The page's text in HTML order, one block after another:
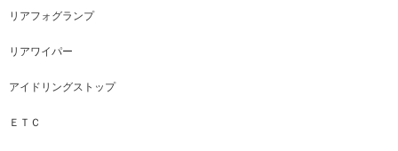
リアフォグランプ
リアワイパー
アイドリングストップ
ＥＴＣ